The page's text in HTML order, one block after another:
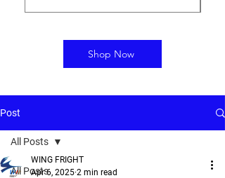
Shop Now
Post
All Posts
All Posts
WING FRIGHT
Apr 6, 2025 2 min read